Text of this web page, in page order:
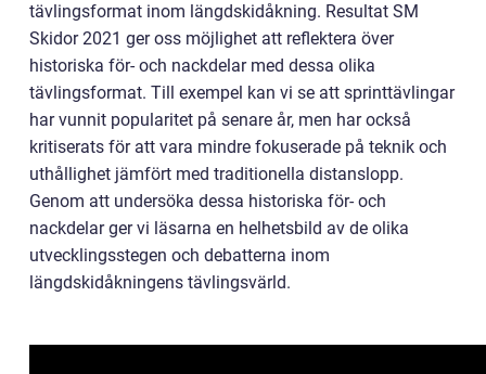
tävlingsformat inom längdskidåkning. Resultat SM
Skidor 2021 ger oss möjlighet att reflektera över
historiska för- och nackdelar med dessa olika
tävlingsformat. Till exempel kan vi se att sprinttävlingar
har vunnit popularitet på senare år, men har också
kritiserats för att vara mindre fokuserade på teknik och
uthållighet jämfört med traditionella distanslopp.
Genom att undersöka dessa historiska för- och
nackdelar ger vi läsarna en helhetsbild av de olika
utvecklingsstegen och debatterna inom
längdskidåkningens tävlingsvärld.